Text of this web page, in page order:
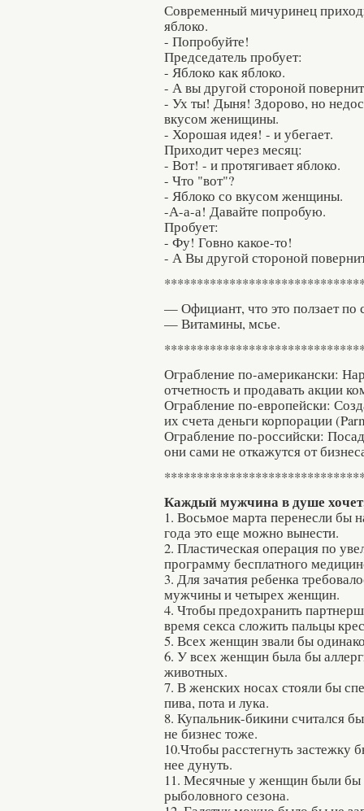
Современный мичуринец
яблоко.
- Попробуйте!
Председатель пробует:
- Яблоко как яблоко.
- А вы другой стороной
- Ух ты! Дыня! Здорово, но
вкусом женищины.
- Хорошая идея! - и убегает.
Приходит через месяц:
- Вот! - и протягивает яблоко.
- Что "вот"?
- Яблоко со вкусом женщины.
-А-а-а! Давайте попробую.
Пробует:
- Фу! Говно какое-то!
- А Вы другой стороной
— Официант, что это ползает по
— Витамины, мсье.
Ограбление по-американски:
отчетность и продавать акции
Ограбление по-европейски:
их счета деньги корпорации
Ограбление по-российски:
они сами не откажутся от
Каждый мужчина в душе
1. Восьмое марта перенесли бы
года это еще можно вынести.
2. Пластическая операция по
программу бесплатного
3. Для зачатия ребенка
мужчины и четырех женщин.
4. Чтобы предохранить
время секса сложить пальцы
5. Всех женщин звали бы
6. У всех женщин была бы
животных.
7. В женских носах стояли бы
пива, пота и лука.
8. Купальник-бикини считался
не бизнес тоже.
10.Чтобы расстегнуть застежку
нее дунуть.
11. Месячные у женщин были бы
рыболовного сезона.